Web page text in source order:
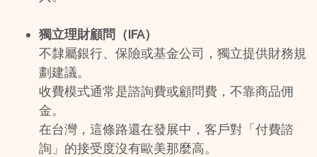
獨立理財顧問（IFA）
不隸屬銀行、保險或基金公司，獨立提供財務規
劃建議。
收費模式通常是諮詢費或顧問費，不靠商品佣
金。
在台灣，這條路還在發展中，客戶對「付費諮
詢」的接受度沒有歐美那麼高。